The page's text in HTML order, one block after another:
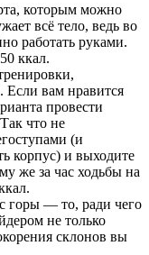
которым можно
всё тело, ведь во
работать руками.
ккал.
Если вам нравится
провести
что не
(и
корпус) и выходите
же за час ходьбы на
горы — то, ради чего
не только
склонов вы